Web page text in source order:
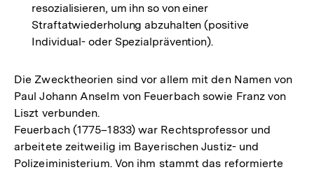
resozialisieren, um ihn so von einer
Straftatwiederholung abzuhalten (positive
Individual- oder Spezialprävention).
Die Zwecktheorien sind vor allem mit den Namen von
Paul Johann Anselm von Feuerbach sowie Franz von
Liszt verbunden.
Feuerbach (1775–1833) war Rechtsprofessor und
arbeitete zeitweilig im Bayerischen Justiz- und
Polizeiministerium. Von ihm stammt das reformierte